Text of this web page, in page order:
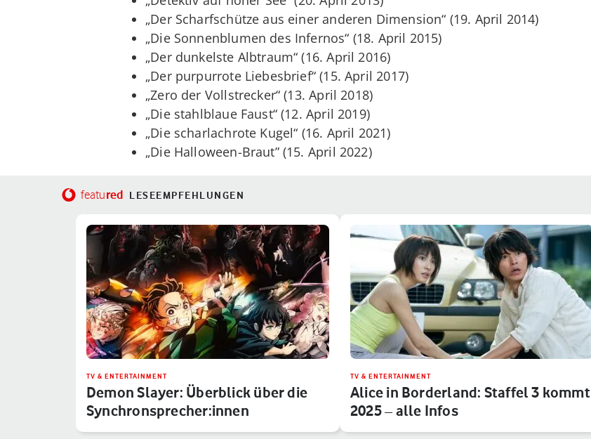
„Der Scharfschütze aus einer anderen Dimension“ (19. April 2014)
„Die Sonnenblumen des Infernos“ (18. April 2015)
„Der dunkelste Albtraum“ (16. April 2016)
„Der purpurrote Liebesbrief“ (15. April 2017)
„Zero der Vollstrecker“ (13. April 2018)
„Die stahlblaue Faust“ (12. April 2019)
„Die scharlachrote Kugel“ (16. April 2021)
„Die Halloween-Braut” (15. April 2022)
featured LESEEMPFEHLUNGEN
TV & ENTERTAINMENT
Demon Slayer: Überblick über die
Synchronsprecher:innen
TV & ENTERTAINMENT
Alice in Borderland: Staffel 3 kommt
2025 – alle Infos